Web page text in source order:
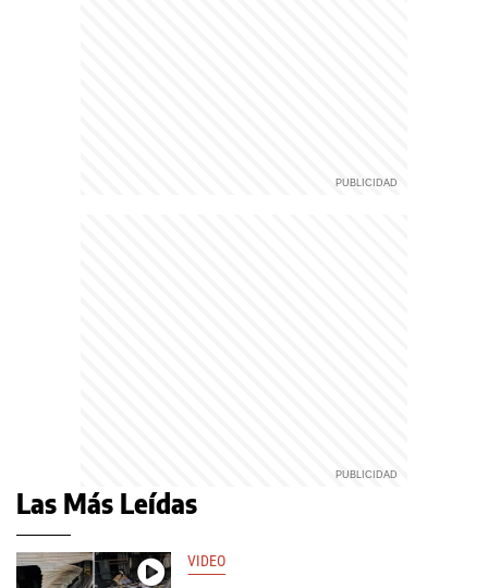
Las Más Leídas
VIDEO